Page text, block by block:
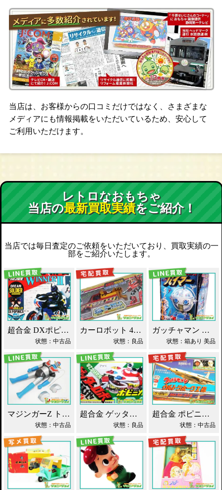
当店は、お客様からの口コミだけではなく、さまざまな
メディアにも情報掲載をいただいているため、安心して
ご利用いただけます。
レトロなおもちゃ
当店の最新買取実績をご紹介！
当店では毎日査定のご依頼をいただいており、買取実績の一
部をご紹介いたします。
超合金 DXポピニカ ウィナア2世 夢戦士ウイングマン PC-46 買取！
状態：中古品
カーロボット 4WD・レッカー車 ダイアクロン買取！
状態：良品
ガッチャマン パイマー DXジャンボマシンダー買取！
状態：箱あり 美品
マジンガーZ トーキング ソフビ マスダヤ買取！
状態：中古品
超合金 ゲッターロボ基地 早乙女研究所 買取！
状態：良品
超合金 ポピニカ ウルトラセブン ウルトラホーク1号 買取！
状態：中古品